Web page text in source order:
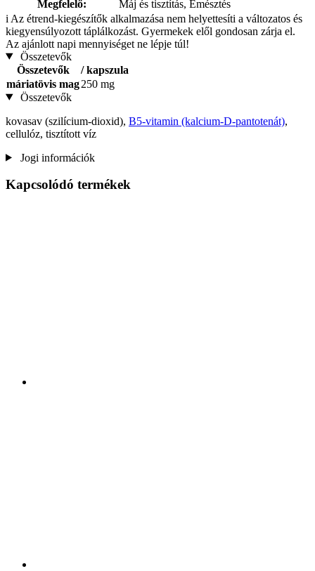
Megfelelő:
Máj és tisztítás, Emésztés
i Az étrend-kiegészítők alkalmazása nem helyettesíti a változatos és
kiegyensúlyozott táplálkozást. Gyermekek elől gondosan zárja el.
Az ajánlott napi mennyiséget ne lépje túl!
Összetevők
Összetevők
/ kapszula
máriatövis mag250 mg
Összetevők
kovasav (szilícium-dioxid), B5-vitamin (kalcium-D-pantotenát),
cellulóz, tisztított víz
Jogi információk
Kapcsolódó termékek